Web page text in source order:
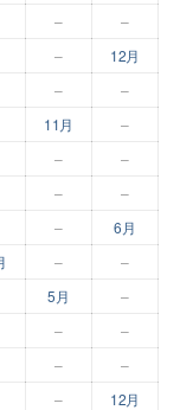
–
–
– 12月
–
–
11月 –
–
–
– –
– 6月
– –
5月
–
– –
–
–
– 12月